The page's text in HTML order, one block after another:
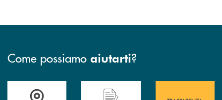
Come possiamo aiutarti?
Accedi all' elenco completo&nbsp; delle&nbsp; filiali&nbsp; di Banca
Hai bisogno di assistenza immediata?